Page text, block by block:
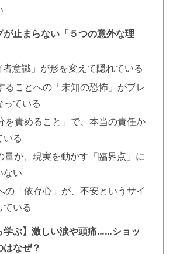
が止まらない「５つの意外な理
者意識」が形を変えて隠れている
ることへの「未知の恐怖」がブレ
っている
を責めること」で、本当の責任か
いる
量が、現実を動かす「臨界点」に
ない
の「依存心」が、不安というサイ
ている
学ぶ】激しい涙や頭痛……ショッ
はなぜ？